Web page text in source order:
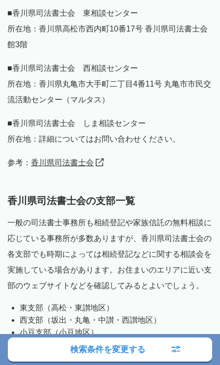
■香川県司法書士会 東相談センター
所在地：香川県高松市西内町10番17号 香川県司法書士会
館3階
■香川県司法書士会 西相談センター
所在地：香川県丸亀市大手町二丁目4番11号 丸亀市市民交
流活動センター（マルタス）
■香川県司法書士会 しま相談センター
所在地：詳細についてはお問い合わせください。
参考： 香川県司法書士会
香川県司法書士会の支部一覧
一般の司法書士事務所も相続登記や家族信託の無料相談に
応じている事務所が多数ありますが、香川県司法書士会の
各支部でも時期によっては相続登記などに関する相談会を
実施している場合があります。お住まいのエリアに近い支
部のウェブサイトなどを確認してみるとよいでしょう。
東支部（高松・東讃地区）
西支部（坂出・丸亀・中讃・西讃地区）
小豆支部（小豆地区）
香川県司法書士会検索条件を変更する